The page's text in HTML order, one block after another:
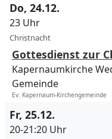
Do, 24.12.
23 Uhr
Christnacht
Gottesdienst zur
Kapernaumkirche
Gemeinde
Ev. Kapernaum-Kirchengemeinde
Fr, 25.12.
20-21:20 Uhr